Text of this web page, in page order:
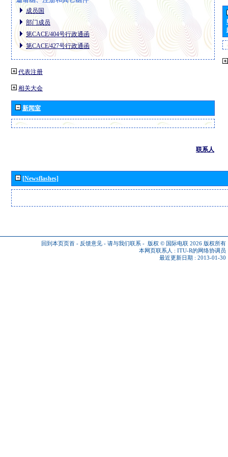
成员国
部门成员
第CACE/404号行政通函
第CACE/427号行政通函
代表注册
相关大会
新闻室
联系人
[Newsflashes]
回到本页页首 - 反馈意见 - 请与我们联系 - 版权 © 国际电联 2026 版权所有
本网页联系人 : ITU-R的网络协调员
最近更新日期 : 2013-01-30